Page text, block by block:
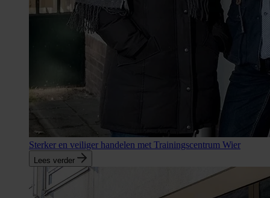
Sterker en veiliger handelen met Trainingscentrum Wier
Lees verder